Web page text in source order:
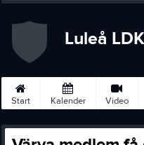
Luleå LDK
Start Kalender Video